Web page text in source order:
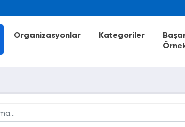
Organizasyonlar Kategoriler